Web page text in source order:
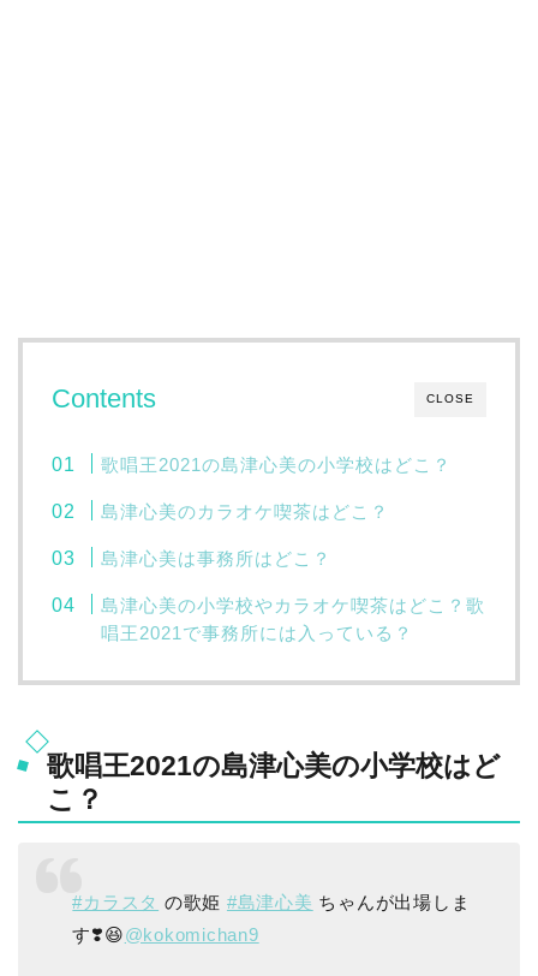
CLOSE
Contents
歌唱王2021の島津心美の小学校はどこ？
島津心美のカラオケ喫茶はどこ？
島津心美は事務所はどこ？
島津心美の小学校やカラオケ喫茶はどこ？歌
唱王2021で事務所には入っている？
歌唱王2021の島津心美の小学校はど
こ？
#カラスタ の歌姫 #島津心美 ちゃんが出場しま
す❣️😆@kokomichan9